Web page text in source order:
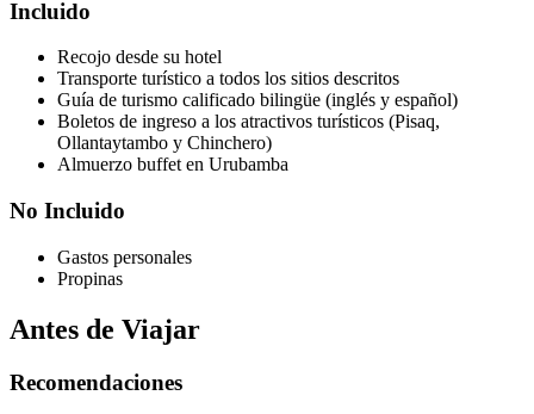
Incluido
Recojo desde su hotel
Transporte turístico a todos los sitios descritos
Guía de turismo calificado bilingüe (inglés y español)
Boletos de ingreso a los atractivos turísticos (Pisaq,
Ollantaytambo y Chinchero)
Almuerzo buffet en Urubamba
No Incluido
Gastos personales
Propinas
Antes de Viajar
Recomendaciones